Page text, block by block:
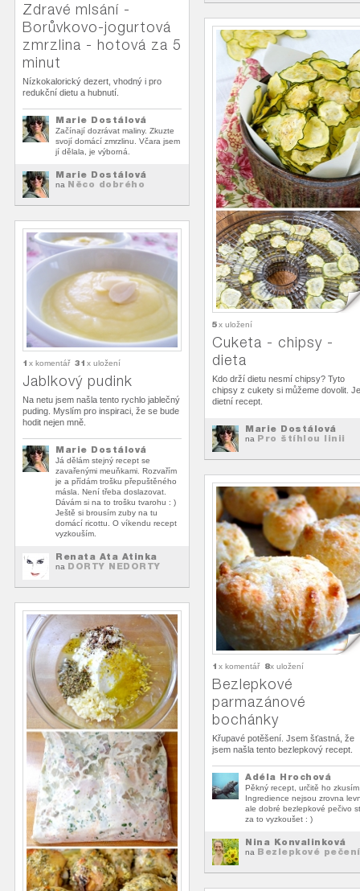
Zdravé mlsání -
Borůvkovo-jogurtová
zmrzlina - hotová za 5
minut
Nízkokalorický dezert, vhodný i pro
redukční dietu a hubnutí.
Marie Dostálová
Začínají dozrávat maliny. Zkuzte
svojí domácí zmrzlinu. Včara jsem
jí dělala, je výborná.
Marie Dostálová
na Něco dobrého
5x uložení
Cuketa - chipsy -
dieta
Kdo drží dietu nesmí chipsy? Tyto
chipsy z cukety si můžeme dovolit.
dietní recept.
Marie Dostálová
na Pro štíhlou linii
1 x komentář 31 x uložení
Jablkový pudink
Na netu jsem našla tento rychlo jablečný
puding. Myslím pro inspiraci, že se bude
hodit nejen mně.
Marie Dostálová
Já dělám stejný recept se
zavařenými meuňkami. Rozvařím
je a přídám trošku přepuštěného
másla. Není třeba doslazovat.
Dávám si na to trošku tvarohu : )
Ještě si brousím zuby na tu
domácí ricottu. O víkendu recept
vyzkouším.
Renata Ata Atinka
na DORTY NEDORTY
1 x komentář 8x uložení
Bezlepkové
parmazánové
bochánky
Křupavé potěšení. Jsem šťastná, že
jsem našla tento bezlepkový recept.
Adéla Hrochová
Pěkný recept, určitě ho
Ingredience nejsou zrovna
ale dobré bezlepkové pečivo
za to vyzkoušet : )
Nina Konvalinková
na Bezlepkové pečení